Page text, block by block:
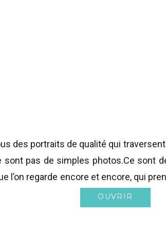
OUVRIR
des portraits de qualité qui
sont pas de simples photos.Ce sont
l’on regarde encore et encore, qui
vous recherchez un photographe de
Sud de Montréal, il est essentiel […]